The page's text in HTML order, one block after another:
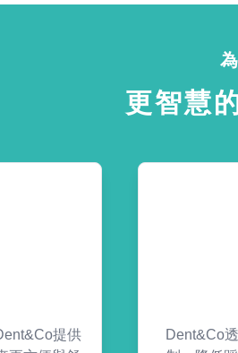
更智慧
提供
Dent&Co